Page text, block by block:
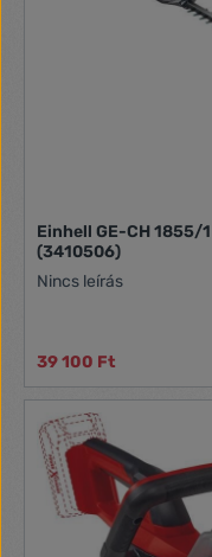
a hosszú élettartamért hosszú, töltésenként akár 40 perces
működtetés,
megakadályozáshoz,
Einhell GE-CH 1855/
(3410506)
Nincs leírás
39 100 Ft